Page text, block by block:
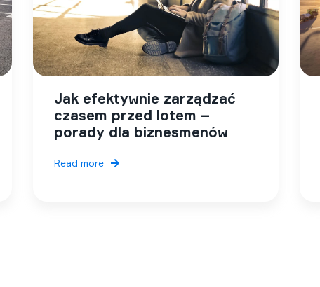
Jak efektywnie zarządzać
czasem przed lotem –
porady dla biznesmenów
Read more